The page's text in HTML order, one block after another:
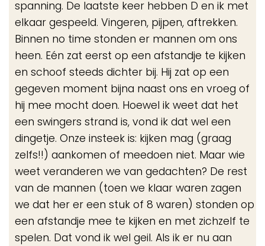
spanning. De laatste keer hebben D en ik met
elkaar gespeeld. Vingeren, pijpen, aftrekken.
Binnen no time stonden er mannen om ons
heen. Eén zat eerst op een afstandje te kijken
en schoof steeds dichter bij. Hij zat op een
gegeven moment bijna naast ons en vroeg of
hij mee mocht doen. Hoewel ik weet dat het
een swingers strand is, vond ik dat wel een
dingetje. Onze insteek is: kijken mag (graag
zelfs!!) aankomen of meedoen niet. Maar wie
weet veranderen we van gedachten? De rest
van de mannen (toen we klaar waren zagen
we dat her er een stuk of 8 waren) stonden op
een afstandje mee te kijken en met zichzelf te
spelen. Dat vond ik wel geil. Als ik er nu aan